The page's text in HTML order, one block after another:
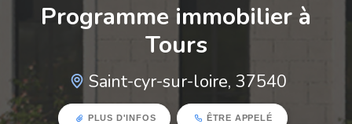
Programme immobilier à
Tours
Saint-cyr-sur-loire, 37540
PLUS D'INFOS ÊTRE APPELÉ